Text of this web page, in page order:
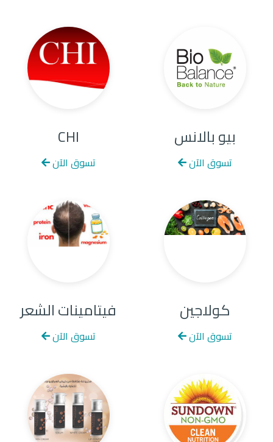
بيو بالانس
تسوق الآن
CHI
تسوق الآن
كولاجين
تسوق الآن
فيتامينات الشعر
تسوق الآن